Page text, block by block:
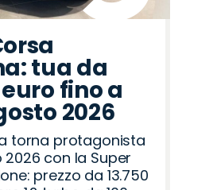
tua da
euro fino a
2026
torna protagonista
con la Super
prezzo da 13.750